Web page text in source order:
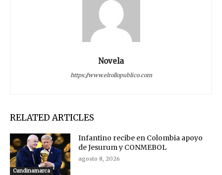
Novela
https://www.elrollopublico.com
RELATED ARTICLES
Cundinamarca
Infantino recibe en Colombia apoyo
de Jesurum y CONMEBOL
agosto 8, 2026